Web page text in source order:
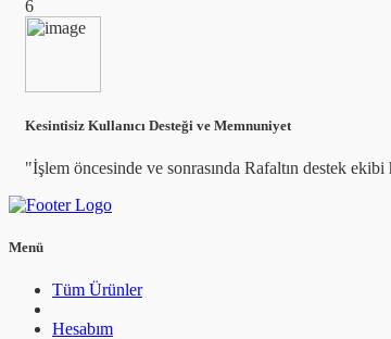
6
Kesintisiz Kullanıcı Desteği ve Memnuniyet
"İşlem öncesinde ve sonrasında Rafaltın destek
Menü
Tüm Ürünler
Hesabım